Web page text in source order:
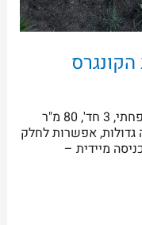
וילה גדולה, מרחק הליכה מהים. דו משפחתי, 3 חד', 80 מ"ר
הרחבה גדולות, אפשרות לחלק
מיידית –